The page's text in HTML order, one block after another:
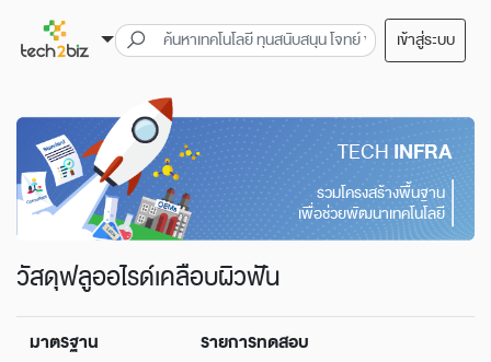
เข้าสู่ระบบ
TECHINFRA
รวมโครงสร้างพื้นฐาน
เพื่อช่วยพัฒนาเทคโนโลยี
วัสดุฟลูออไรด์เคลือบผิวฟัน
มาตรฐาน
รายการทดสอบ